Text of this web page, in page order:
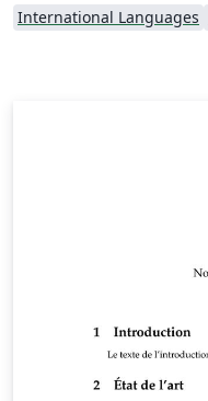
International Languages